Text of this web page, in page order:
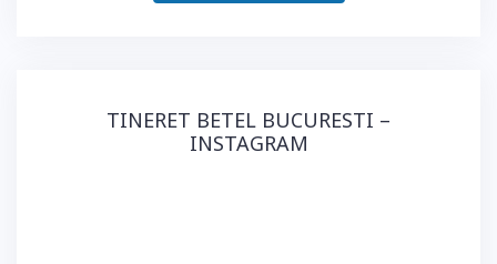
TINERET BETEL BUCURESTI –
INSTAGRAM